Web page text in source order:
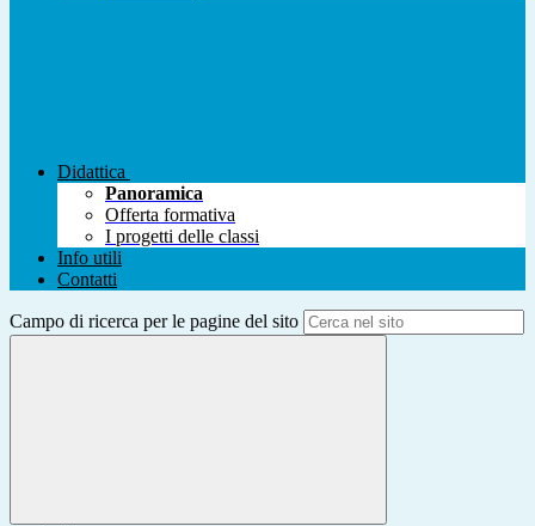
Didattica
Panoramica
Offerta formativa
I progetti delle classi
Info utili
Contatti
Campo di ricerca per le pagine del sito